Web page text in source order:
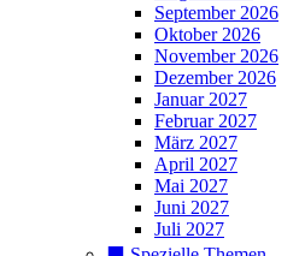
September 2026
Oktober 2026
November 2026
Dezember 2026
Januar 2027
Februar 2027
März 2027
April 2027
Mai 2027
Juni 2027
Juli 2027